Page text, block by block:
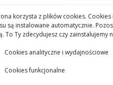
korzysta z plików cookies.
są instalowane automatycznie.
To Ty zdecydujesz czy zainstalujemy
Cookies analityczne i wydajnościowe
Cookies funkcjonalne